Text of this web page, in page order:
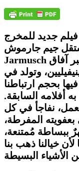
جديد للمخرج
Jarmusch
وتولد في
بحجم ارتباطنا
أفلامه السابقة.
نفاجأ في كل
المفرطة،
ببساطة مُمتنعة،
خيالنا ذهب بنا